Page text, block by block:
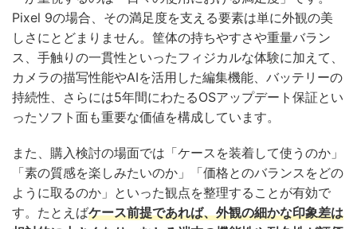
Pixel 9の場合、その満足度を支える要素は単に外観の美
しさにとどまりません。筐体の持ちやすさや重量バラン
ス、手触りの一貫性といったフィジカルな体験に加えて、
カメラの描写性能やAIを活用した編集機能、バッテリーの
持続性、さらには5年間にわたるOSアップデート保証とい
ったソフト面も重要な価値を構成しています。
また、購入検討の場面では「ケースを装着して使うのか」
「素の質感を楽しみたいのか」「価格とのバランスをどの
ように取るのか」といった観点を整理することが有効で
す。たとえばケース前提であれば、外観の細かな印象差は